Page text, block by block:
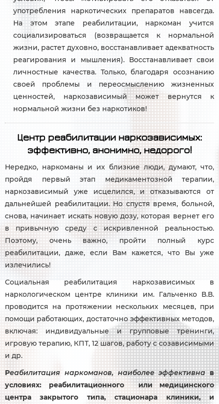
употребления наркотических препаратов навсегда.
На этом этапе реабилитации, наркоман учится
социализироваться (возвращается к нормальной
жизни, растет духовно, восстанавливает адекватность
реагирования и мышления). Восстанавливает свои
личностные качества. Только, благодаря осознанию
своей проблемы и переосмыслению жизненных
ценностей, наркозависимый может вернутся к
нормальной жизни без наркотиков!
Центр реабилитации наркозависимых:
эффективно, анонимно, недорого!
Нередко, наркоманы и их близкие люди, думают, что,
пройдя первый этап медикаментозной терапии,
наркозависимый уже исцелился, и отказываются от
дальнейшей реабилитации. Но спустя время, больной,
снова, начинает искать новую дозу, которая вернет его
в привычную среду с искривленной реальностью.
Поэтому, очень важно, пройти полный курс
реабилитации, даже, если Вам кажется, что Вы уже
излечились!
Социальная реабилитация наркозависимых в
наркологическом центре клиники им. Гальченко В.В.
проводится на протяжении нескольких месяцев, при
помощи работающих, достаточно эффективных методов,
включая: индивидуальные и групповые тренинги,
игровую терапию, КПТ, 12 шагов, работу с созависимыми
и др.
Реабилитация наркоманов, наиболее эффективнав
условиях: реабилитационного или медицинского
центра закрытого типа, стационара клиники, и